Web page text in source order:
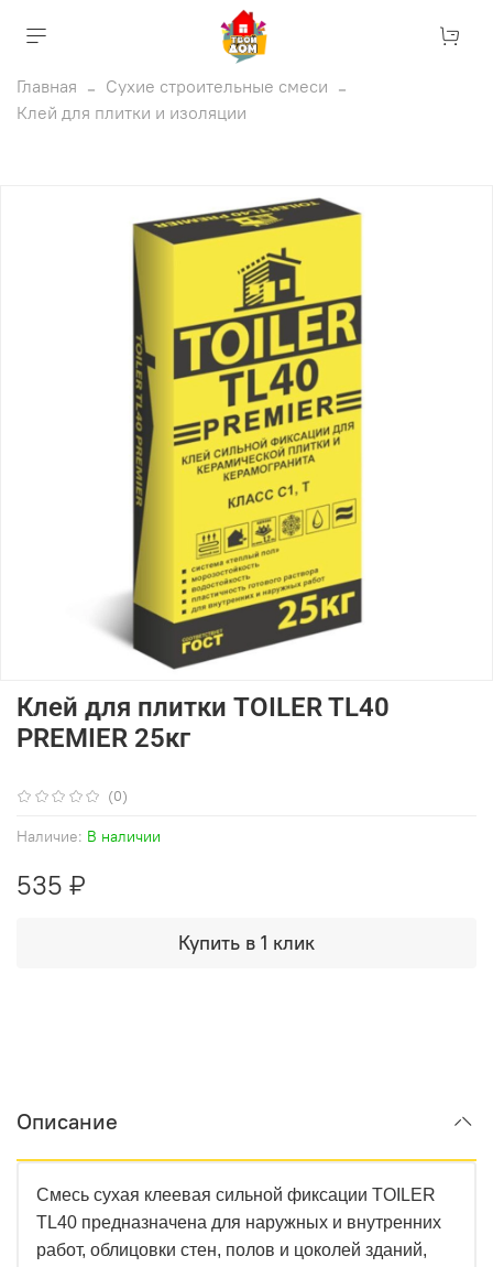
Главная
Сухие строительные смеси
Клей для плитки и изоляции
(0)
Наличие: В наличии
Клей для плитки TOILER TL40
PREMIER 25кг
535 ₽
Купить в 1 клик
Описание
Смесь сухая клеевая сильной фиксации TOILER
TL40 предназначена для наружных и внутренних
работ, облицовки стен, полов и цоколей зданий,